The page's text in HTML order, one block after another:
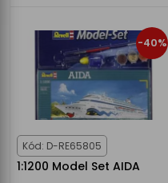
-40%
Kód: D-RE65805
1:1200 Model Set AIDA